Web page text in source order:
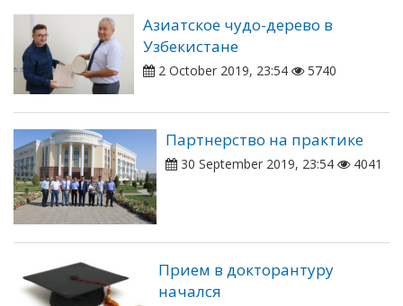
Азиатское чудо-дерево в
Узбекистане
2 October 2019, 23:54 5740
Партнерство на практике
30 September 2019, 23:54 4041
Прием в докторантуру
начался